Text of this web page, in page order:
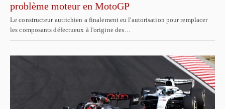
problème moteur en MotoGP
Le constructeur autrichien a finalement eu l'autorisation pour remplacer
les composants défectueux à l'origine des…